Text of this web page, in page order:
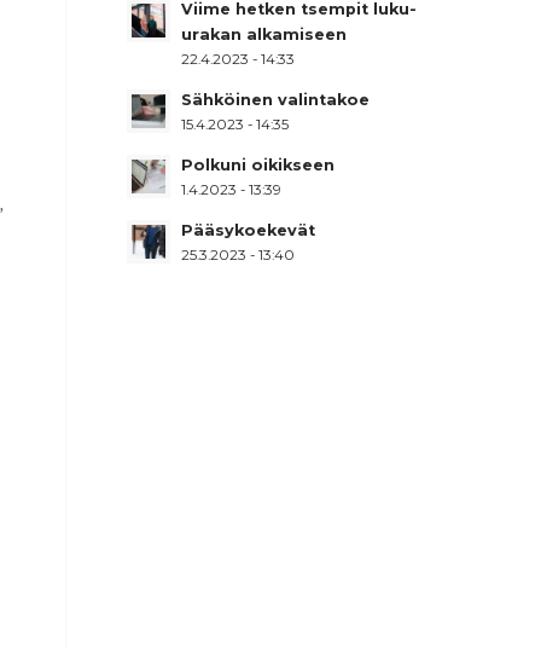
Viime hetken tsempit luku-
urakan alkamiseen
22.4.2023 - 14:33
Sähköinen valintakoe
15.4.2023 - 14:35
Polkuni oikikseen
1.4.2023 - 13:39
Pääsykoekevät
25.3.2023 - 13:40